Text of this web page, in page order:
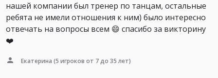
нашей компании был тренер по танцам, остальные
ребята не имели отношения к ним) было интересно
отвечать на вопросы всем 😄 спасибо за викторину
❤️
Екатерина (5 игроков от 7 до 35 лет)